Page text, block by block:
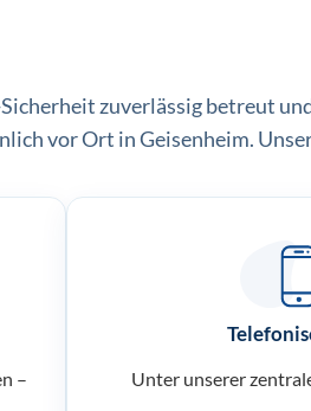
zuverlässig betreut
vor Ort in Geisenheim.
–
Unter unserer